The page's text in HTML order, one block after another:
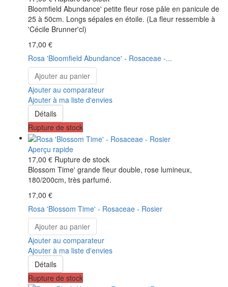
Bloomfield Abundance' petite fleur rose pâle en panicule de
25 à 50cm. Longs sépales en étoile. (La fleur ressemble à
'Cécile Brunner'cl)
17,00 €
Rosa 'Bloomfield Abundance' - Rosaceae -...
Ajouter au panier
Ajouter au comparateur
Ajouter à ma liste d'envies
Détails
Rupture de stock
Aperçu rapide
17,00 € Rupture de stock
Blossom Time' grande fleur double, rose lumineux,
180/200cm, très parfumé.
17,00 €
Rosa 'Blossom Time' - Rosaceae - Rosier
Ajouter au panier
Ajouter au comparateur
Ajouter à ma liste d'envies
Détails
Rupture de stock